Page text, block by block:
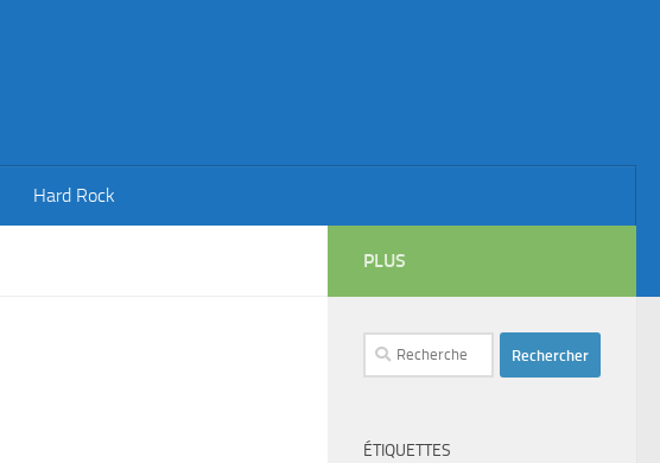
Hard Rock
PLUS
Rechercher :
ÉTIQUETTES